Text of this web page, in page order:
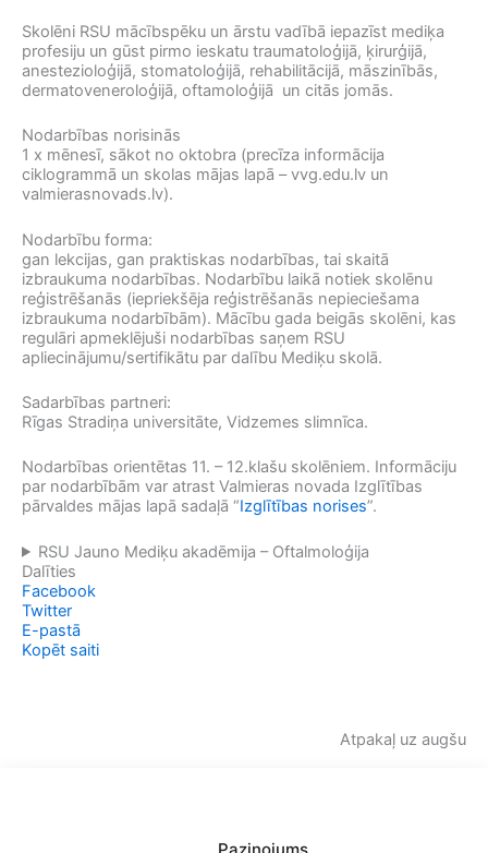
Skolēni RSU mācībspēku un ārstu vadībā iepazīst mediķa
profesiju un gūst pirmo ieskatu traumatoloģijā, ķirurģijā,
anestezioloģijā, stomatoloģijā, rehabilitācijā, māszinībās,
dermatoveneroloģijā, oftamoloģijā un citās jomās.
Nodarbības norisinās
1 x mēnesī, sākot no oktobra (precīza informācija
ciklogrammā un skolas mājas lapā – vvg.edu.lv un
valmierasnovads.lv).
Nodarbību forma:
gan lekcijas, gan praktiskas nodarbības, tai skaitā
izbraukuma nodarbības. Nodarbību laikā notiek skolēnu
reģistrēšanās (iepriekšēja reģistrēšanās nepieciešama
izbraukuma nodarbībām). Mācību gada beigās skolēni, kas
regulāri apmeklējuši nodarbības saņem RSU
apliecinājumu/sertifikātu par dalību Mediķu skolā.
Sadarbības partneri:
Rīgas Stradiņa universitāte, Vidzemes slimnīca.
Nodarbības orientētas 11. – 12.klašu skolēniem. Informāciju
par nodarbībām var atrast Valmieras novada Izglītības
pārvaldes mājas lapā sadaļā “Izglītības norises”.
RSU Jauno Mediķu akadēmija – Oftalmoloģija
Dalīties
Facebook
Twitter
E-pastā
Kopēt saiti
Atpakaļ uz augšu